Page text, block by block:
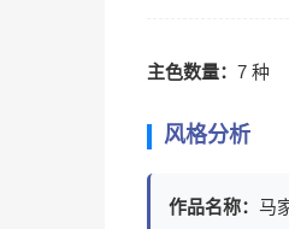
主色数量： 7 种
风格分析
作品名称： 马